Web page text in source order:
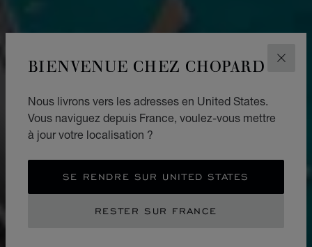
BIENVENUE CHEZ CHOPARD
Nous livrons vers les adresses en United States.
Vous naviguez depuis France, voulez-vous mettre
à jour votre localisation ?
SE RENDRE SUR UNITED STATES
RESTER SUR FRANCE